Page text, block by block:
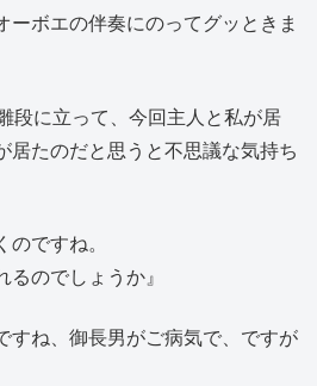
ーボエの伴奏にのってグッときま
段に立って、今回主人と私が居
居たのだと思うと不思議な気持ち
のですね。
るのでしょうか』
すね、御長男がご病気で、ですが